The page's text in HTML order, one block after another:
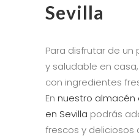
Sevilla
Para disfrutar de un
y saludable en
con ingredientes
En nuestro almacén
en Sevilla podrás
frescos y deliciosos